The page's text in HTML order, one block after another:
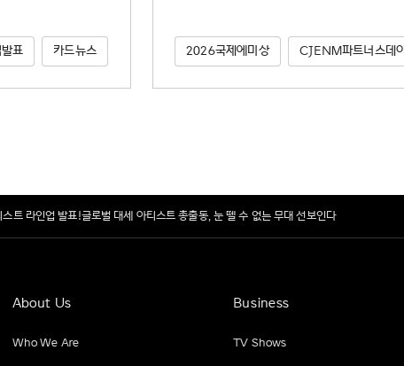
표 카드뉴스 2026국제에미상 CJENM파트너스데이
트 라인업 발표!글로벌 대세 아티스트 총출동, 눈 뗄 수 없는 무대 선보인다
About Us
Who We Are
Business
TV Shows